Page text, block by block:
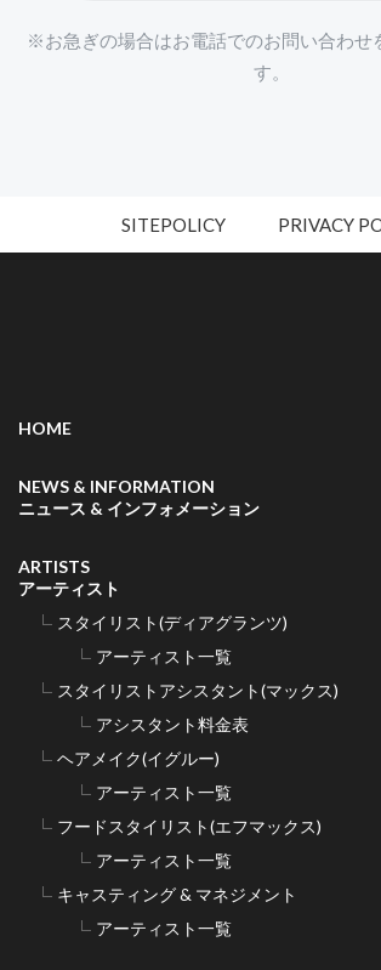
※お急ぎの場合はお電話でのお問い合わせ
す。
SITEPOLICY PRIVACY
HOME
NEWS & INFORMATION
ニュース & インフォメーション
ARTISTS
アーティスト
スタイリスト(ディアグランツ)
アーティスト一覧
スタイリストアシスタント(マックス)
アシスタント料金表
ヘアメイク(イグルー)
アーティスト一覧
フードスタイリスト(エフマックス)
アーティスト一覧
キャスティング & マネジメント
アーティスト一覧